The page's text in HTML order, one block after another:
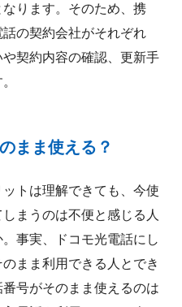
ります。そのため、携
の契約会社がそれぞれ
契約内容の確認、更新手
まま使える？
トは理解できても、今使
まうのは不便と感じる人
事実、ドコモ光電話にし
まま利用できる人とでき
号がそのまま使えるのは